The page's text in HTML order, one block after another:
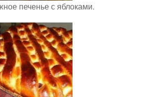
печенье с яблоками.